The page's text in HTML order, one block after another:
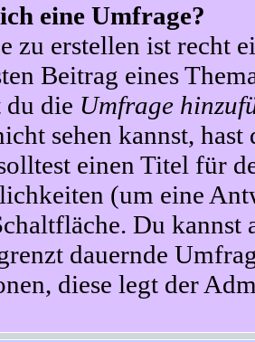
eine Umfrage?
zu erstellen ist recht
Beitrag eines
du die Umfrage
sehen kannst,
einen Titel für
(um eine
Du
dauernde
diese legt der